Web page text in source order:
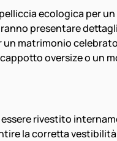
ecologica per
presentare
matrimonio
oversize o un
rivestito
la corretta